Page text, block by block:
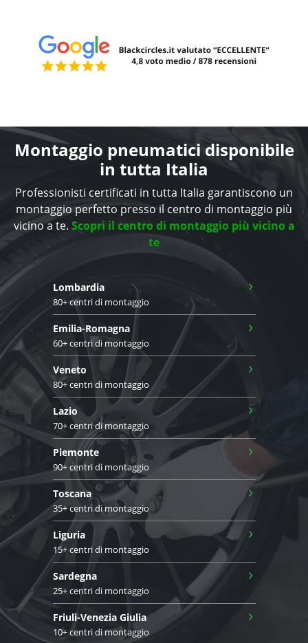
Montaggio pneumatici disponibile
in tutta Italia
Professionisti certificati in tutta Italia garantiscono un
montaggio perfetto presso il centro di montaggio più
vicino a te. Scopri il centro di montaggio più vicino a
te
Lombardia
80+ centri di montaggio
›
Emilia-Romagna
60+ centri di montaggio
›
Veneto
80+ centri di montaggio
›
Lazio
70+ centri di montaggio
›
Piemonte
90+ centri di montaggio
›
Toscana
35+ centri di montaggio
›
Liguria
15+ centri di montaggio
›
Sardegna
25+ centri di montaggio
›
Friuli-Venezia Giulia
10+ centri di montaggio
›